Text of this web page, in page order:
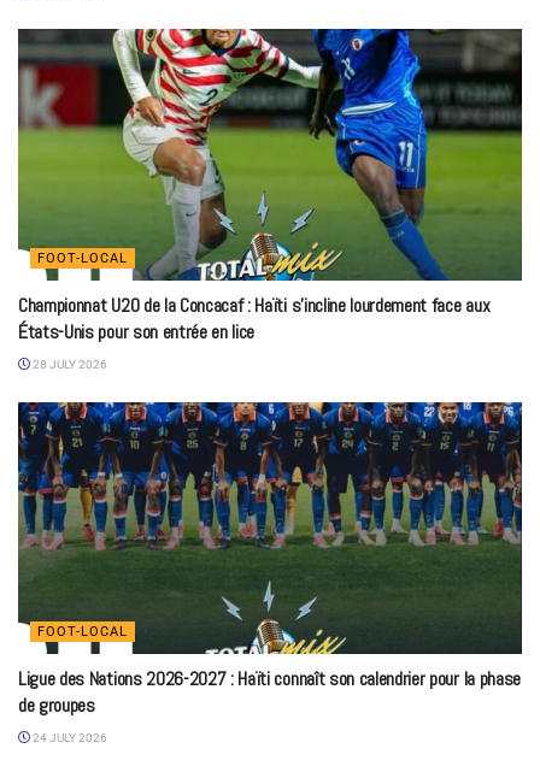
FOOT-LOCAL
Championnat U20 de la Concacaf : Haïti s’incline lourdement face aux
États-Unis pour son entrée en lice
28 JULY 2026
FOOT-LOCAL
Ligue des Nations 2026-2027 : Haïti connaît son calendrier pour la phase
de groupes
24 JULY 2026